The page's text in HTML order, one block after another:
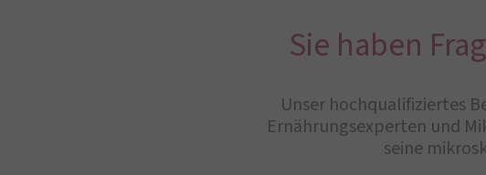
Sie haben
Unser hochqualifiziertes
Ernährungsexperten und
seine